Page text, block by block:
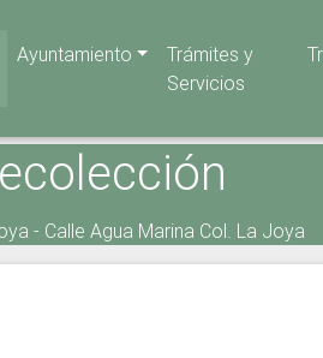
Ayuntamiento
Trámites y
Servicios
- Calle Agua Marina Col. La Joya